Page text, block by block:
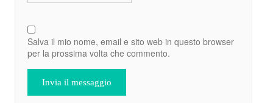
Salva il mio nome, email e sito web in questo browser
per la prossima volta che commento.